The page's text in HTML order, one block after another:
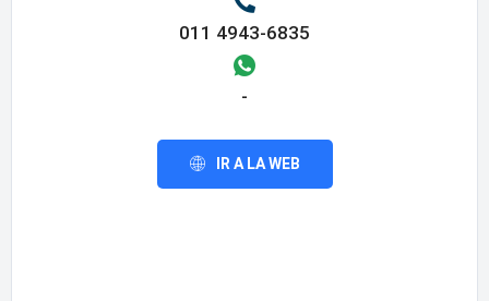
011 4943-6835
-
IR A LA WEB